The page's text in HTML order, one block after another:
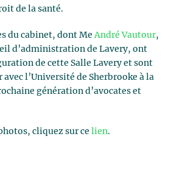
de la santé.
du cabinet, dont MeAndré Vautour,
d’administration de Lavery, ont
de cette Salle Lavery et sont
l’Université de Sherbrooke à la
génération d’avocates et
cliquez sur ce lien.